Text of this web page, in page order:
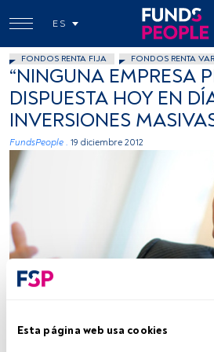
Esta página web usa cookies
ES
FONDOS RENTA FIJA FONDOS RENTA
“NINGUNA EMPRESA
DISPUESTA HOY EN
INVERSIONES
FundsPeople . 19 diciembre 2012
Foto cedida